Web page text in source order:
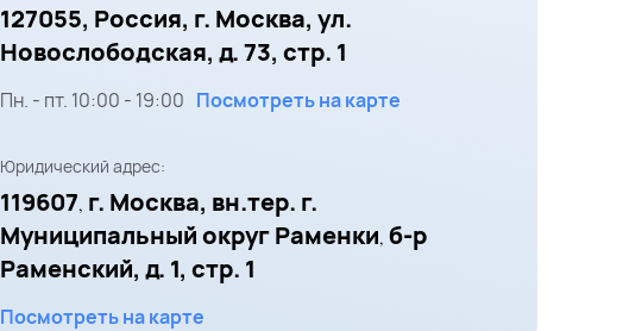
127055, Россия, г. Москва, ул.
Новослободская, д. 73, стр. 1
Пн. - пт. 10:00 - 19:00 Посмотреть на карте
Юридический адрес:
119607, г. Москва, вн.тер. г.
Муниципальный округ Раменки, б-р
Раменский, д. 1, стр. 1
Посмотреть на карте